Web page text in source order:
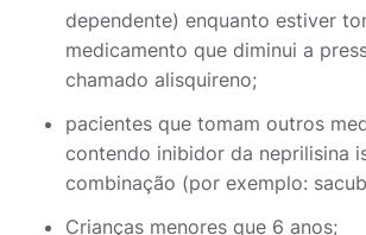
dependente) enquanto estiver
medicamento que diminui a
chamado alisquireno;
pacientes que tomam outros
contendo inibidor da neprilisina
combinação (por exemplo:
Crianças menores que 6 anos;